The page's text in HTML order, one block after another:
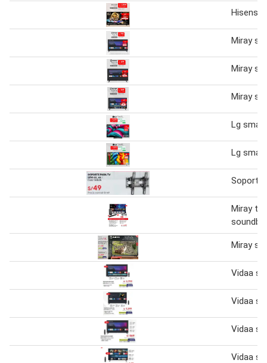
Hisense
Miray
Miray
Miray
Lg
Lg
Soporte
Miray tv
Miray
Vidaa
Vidaa
Vidaa
Vidaa